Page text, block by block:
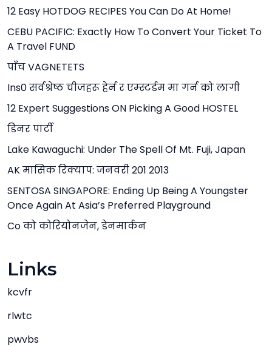
12 Easy HOTDOG RECIPES You Can Do At Home!
CEBU PACIFIC: Exactly How To Convert Your Ticket To
A Travel FUND
पाँच VAGNETETS
Ins0 सर्वश्रेष्ठ चीजहरू हेर्न र एम्स्टर्डम मा गर्न को लागी
12 Expert Suggestions ON Picking A Good HOSTEL
डिनर पार्टी
Lake Kawaguchi: Under The Spell Of Mt. Fuji, Japan
AK मासिक रिक्याप: जनवरी 201 2013
SENTOSA SINGAPORE: Ending Up Being A Youngster
Once Again At Asia’s Preferred Playground
Co को कोरियोनजेन, डेनमार्कन
Links
kcvfr
rlwtc
pwvbs